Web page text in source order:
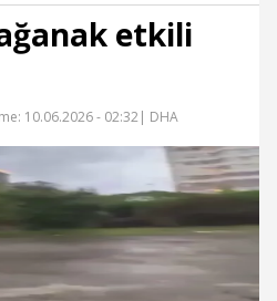
etkili
10.06.2026 - 02:32| DHA